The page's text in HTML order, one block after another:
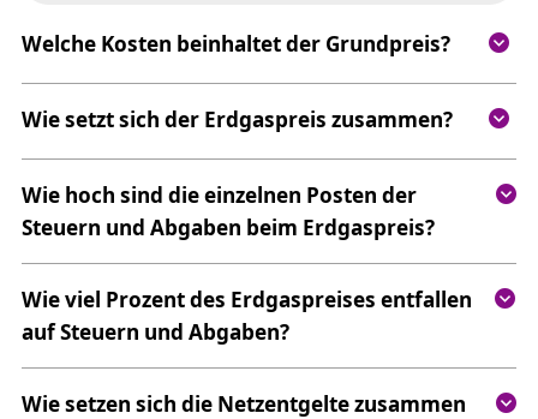
Welche Kosten beinhaltet der Grundpreis?
Wie setzt sich der Erdgaspreis zusammen?
Wie hoch sind die einzelnen Posten der
Steuern und Abgaben beim Erdgaspreis?
Wie viel Prozent des Erdgaspreises entfallen
auf Steuern und Abgaben?
Wie setzen sich die Netzentgelte zusammen